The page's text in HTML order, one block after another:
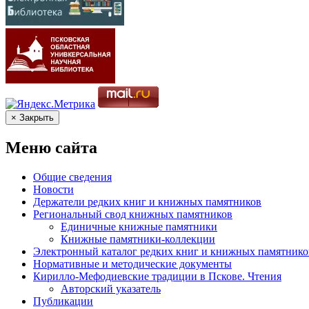
× Закрыть
Меню сайта
Общие сведения
Новости
Держатели редких книг и книжных памятников
Региональный свод книжных памятников
Единичные книжные памятники
Книжные памятники-коллекции
Электронный каталог редких книг и книжных
Нормативные и методические документы
Кирилло-Мефодиевские традиции в Пскове. Чтения
Авторский указатель
Публикации